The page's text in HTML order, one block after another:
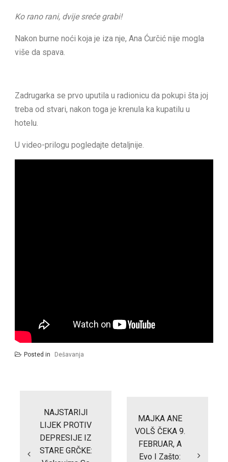
Ko rano rani, dvije sreće grabi!
Nakon burne noći koja je iza nje, Ana Ćurčić nije mogla
više da spava.
Zadrugarka se prvo uputila u radionicu da pokupi šta joj
treba od stvari, nakon toga je krenula ka kupatilu u
hotelu.
U video-prilogu pogledajte detaljnije.
Posted in Dešavanja
NAJSTARIJI
LIJEK PROTIV
DEPRESIJE IZ
STARE GRČKE:
MAJKA ANE
VOLŠ ČEKA 9.
FEBRUAR, A
Evo I Zašto: